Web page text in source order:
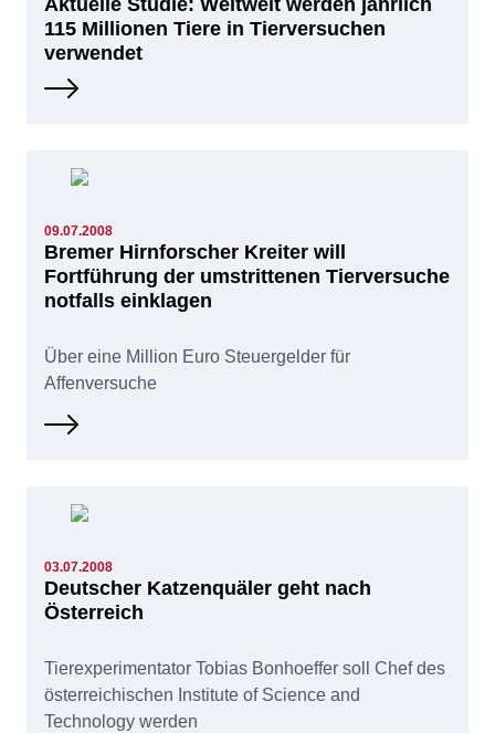
115 Millionen Tiere in Tierversuchen
verwendet
09.07.2008
Bremer Hirnforscher Kreiter will
Fortführung der umstrittenen Tierversuche
notfalls einklagen
Über eine Million Euro Steuergelder für
Affenversuche
03.07.2008
Deutscher Katzenquäler geht nach
Österreich
Tierexperimentator Tobias Bonhoeffer soll Chef des
österreichischen Institute of Science and
Technology werden